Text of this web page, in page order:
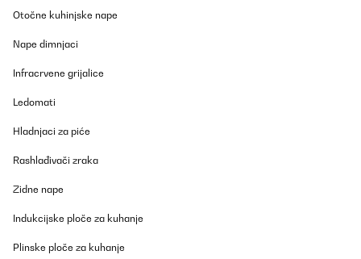
Otočne kuhinjske nape
Nape dimnjaci
Infracrvene grijalice
Ledomati
Hladnjaci za piće
Rashlađivači zraka
Zidne nape
Indukcijske ploče za kuhanje
Plinske ploče za kuhanje